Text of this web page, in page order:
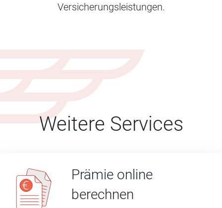
Versicherungsleistungen.
Weitere Services
Prämie online
berechnen